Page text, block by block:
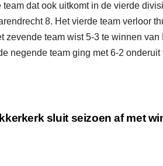
team dat ook uitkomt in de vierde
8. Het vierde team verloor
zevende team wist 5-3 te winnen
negende team ging met 6-2 onderuit
sluit seizoen af met